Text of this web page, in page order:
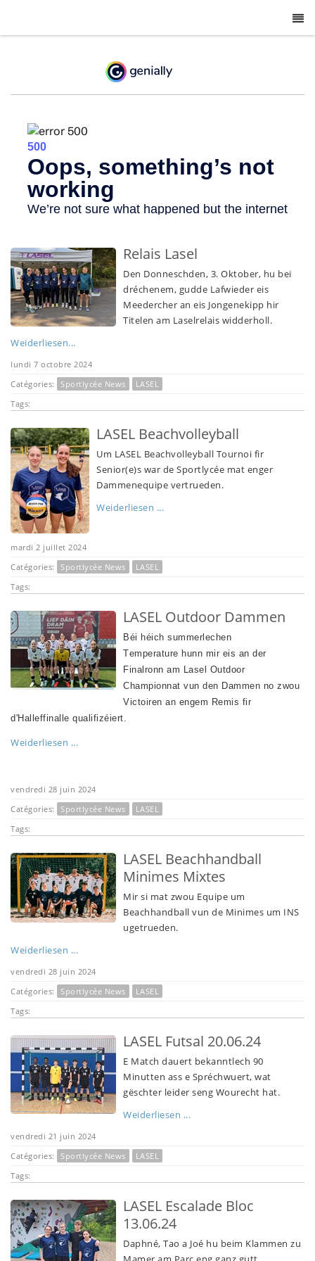
Relais Lasel
Den Donneschden, 3. Oktober, hu bei
dréchenem, gudde Lafwieder eis
Meedercher an eis Jongenekipp hir
Titelen am Laselrelais widderholl.
Weiderliesen...
lundi 7 octobre 2024
Catégories:
Sportlycée News
LASEL
Tags:
LASEL Beachvolleyball
Um LASEL Beachvolleyball Tournoi fir
Senior(e)s war de Sportlycée mat enger
Dammenequipe vertrueden.
Weiderliesen ...
mardi 2 juillet 2024
Catégories:
Sportlycée News
LASEL
Tags:
LASEL Outdoor Dammen
Béi héich summerlechen
Temperature hunn mir eis an der
Finalronn am Lasel Outdoor
Championnat vun den Dammen no zwou
Victoiren an engem Remis fir
d'Halleffinalle qualifizéiert.
Weiderliesen ...
vendredi 28 juin 2024
Catégories:
Sportlycée News
LASEL
Tags:
LASEL Beachhandball
Minimes Mixtes
Mir si mat zwou Equipe um
Beachhandball vun de Minimes um INS
ugetrueden.
Weiderliesen ...
vendredi 28 juin 2024
Catégories:
Sportlycée News
LASEL
Tags:
LASEL Futsal 20.06.24
E Match dauert bekanntlech 90
Minutten ass e Spréchwuert, wat
gëschter leider seng Wourecht hat.
Weiderliesen ...
vendredi 21 juin 2024
Catégories:
Sportlycée News
LASEL
Tags:
LASEL Escalade Bloc
13.06.24
Daphné, Tao a Joé hu beim Klammen zu